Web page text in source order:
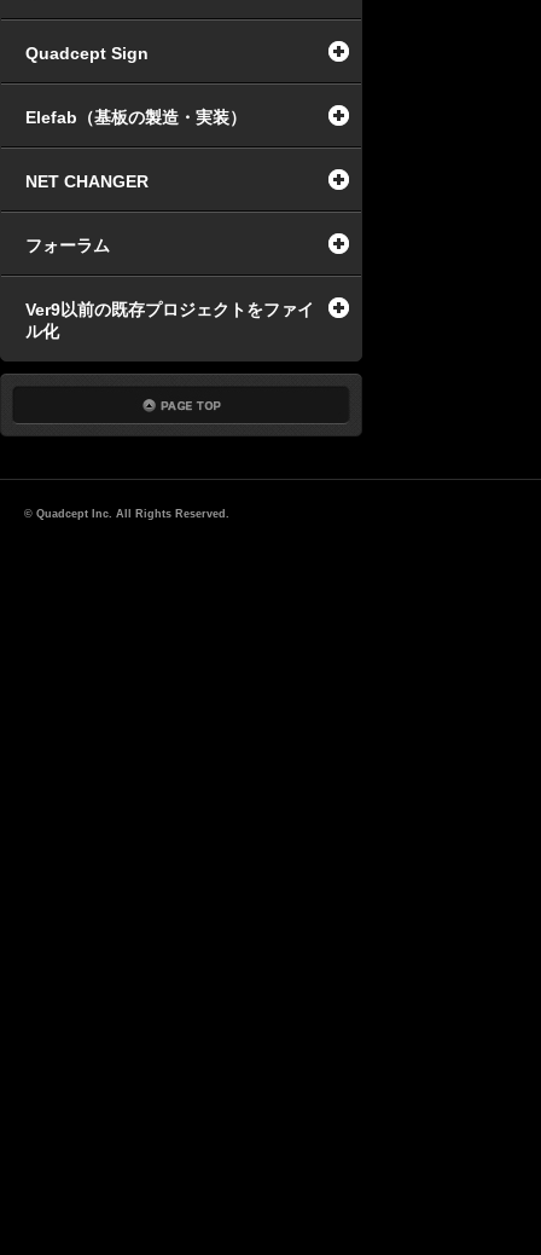
Quadcept Sign
Elefab（基板の製造・実装）
NET CHANGER
フォーラム
Ver9以前の既存プロジェクトをファイ
ル化
© Quadcept Inc. All Rights Reserved.